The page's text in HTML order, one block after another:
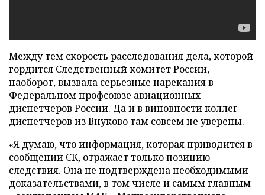
Между тем скорость расследования дела, которой
гордится Следственный комитет России,
наоборот, вызвала серьезные нарекания в
Федеральном профсоюзе авиационных
диспетчеров России. Да и в виновности коллег –
диспетчеров из Внуково там совсем не уверены.
«Я думаю, что информация, которая приводится в
сообщении СК, отражает только позицию
следствия. Она не подтверждена необходимыми
доказательствами, в том числе и самым главным